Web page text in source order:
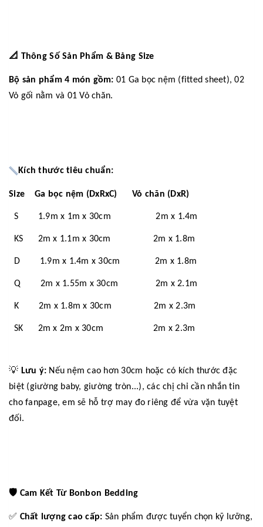
📐 Thông Số Sản Phẩm & Bảng Size
Bộ sản phẩm 4 món gồm: 01 Ga bọc nệm (fitted sheet), 02
Vỏ gối nằm và 01 Vỏ chăn.
Kích thước tiêu chuẩn:
Size Ga bọc nệm (DxRxC) Vỏ chăn (DxR)
S 1.9m x 1m x 30cm 2m x 1.4m
KS 2m x 1.1m x 30cm 2m x 1.8m
D 1.9m x 1.4m x 30cm 2m x 1.8m
Q 2m x 1.55m x 30cm 2m x 2.1m
K 2m x 1.8m x 30cm 2m x 2.3m
SK 2m x 2m x 30cm 2m x 2.3m
💡 Lưu ý: Nếu nệm cao hơn 30cm hoặc có kích thước đặc
biệt (giường baby, giường tròn...), các chị chỉ cần nhắn tin
cho fanpage, em sẽ hỗ trợ may đo riêng để vừa vặn tuyệt
đối.
🛡️ Cam Kết Từ Bonbon Bedding
✅ Chất lượng cao cấp: Sản phẩm được tuyển chọn kỹ lưỡng,